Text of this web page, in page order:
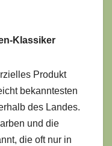
Klassiker
Produkt
bekanntesten
des Landes.
und die
die oft nur in